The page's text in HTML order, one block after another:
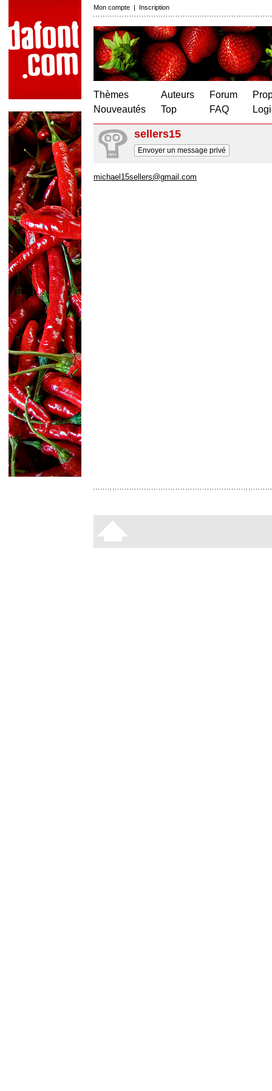
Mon compte | Inscription
Thèmes
Nouveautés
Auteurs
Top
Forum
FAQ
sellers15
Envoyer un message privé
michael15sellers@gmail.com